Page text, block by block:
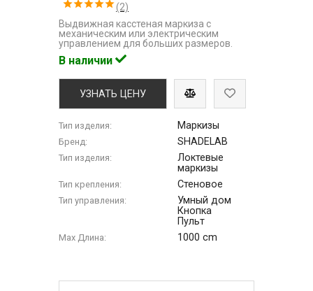
(2)
Выдвижная касстеная маркиза с
механическим или электрическим
управлением для больших размеров.
В наличии
УЗНАТЬ ЦЕНУ
Тип изделия: Маркизы
Бренд: SHADELAB
Тип изделия:
Локтевые
маркизы
Тип крепления: Стеновое
Тип управления:
Умный дом
Кнопка
Пульт
Max Длина: 1000 cm